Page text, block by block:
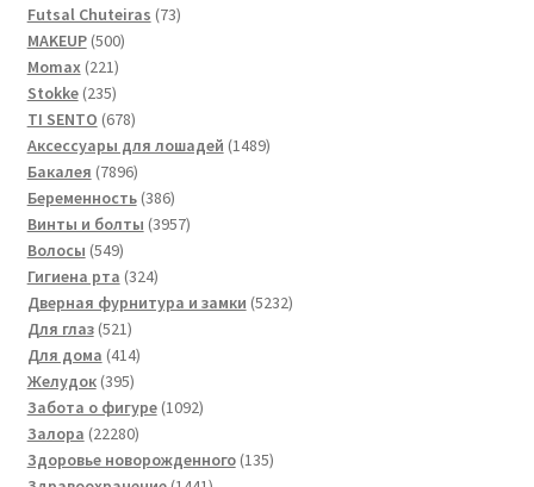
товаров
Futsal Сhuteiras 7373
MAKEUP 500500
Momax 221221
товар
Stokke 235235
товаров
TI SENTO 678678
товаров
Аксессуары для лошадей 14891489
Бакалея 78967896
товаров
Беременность 386386
товаров
Винты и болты 39573957
Волосы 549549
товаров
Гигиена рта 324324
товара
Дверная фурнитура и замки 52325232
Для глаз 521521
товар
Для дома 414414
Желудок 395395
товаров
Забота о фигуре 10921092
Залора 2228022280
товаров
Здоровье новорожденного 135135